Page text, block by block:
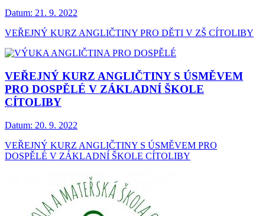
Datum: 21. 9. 2022
VEŘEJNÝ KURZ ANGLIČTINY PRO DĚTI V ZŠ CÍTOLIBY
VEŘEJNÝ KURZ ANGLIČTINY S ÚSMĚVEM
PRO DOSPĚLÉ V ZÁKLADNÍ ŠKOLE
CÍTOLIBY
Datum: 20. 9. 2022
VEŘEJNÝ KURZ ANGLIČTINY S ÚSMĚVEM PRO
DOSPĚLÉ V ZÁKLADNÍ ŠKOLE CÍTOLIBY